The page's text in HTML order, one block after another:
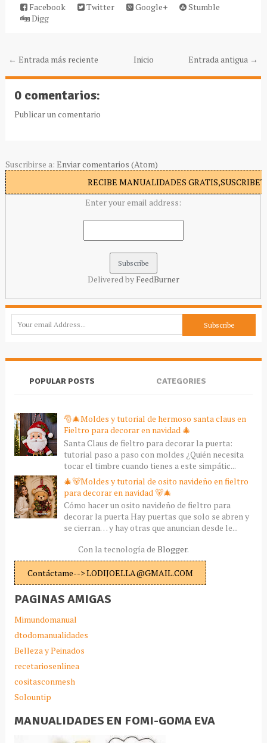
Facebook Twitter Google+
Stumble
Digg
← Entrada más reciente Entrada antigua →
Inicio
0 comentarios:
Publicar un comentario
Suscribirse a: Enviar comentarios (Atom)
RECIBE MANUALIDADES
Enter your email address:
Delivered by FeedBurner
POPULAR POSTS CATEGORIES
🎅🎄Moldes y tutorial de hermoso santa claus en
Fieltro para decorar en navidad 🎄
Santa Claus de fieltro para decorar la puerta:
tutorial paso a paso con moldes ¿Quién necesita
tocar el timbre cuando tienes a este simpátic...
🎄🐻Moldes y tutorial de osito navideño en fieltro
para decorar en navidad 🐻🎄
Cómo hacer un osito navideño de fieltro para
decorar la puerta Hay puertas que solo se abren y
se cierran… y hay otras que anuncian desde le...
Con la tecnología de Blogger.
Contáctame--> LODIJOELLA@GMAIL.COM
PAGINAS AMIGAS
Mimundomanual
dtodomanualidades
Belleza y Peinados
recetariosenlinea
cositasconmesh
Solountip
MANUALIDADES EN FOMI-GOMA EVA